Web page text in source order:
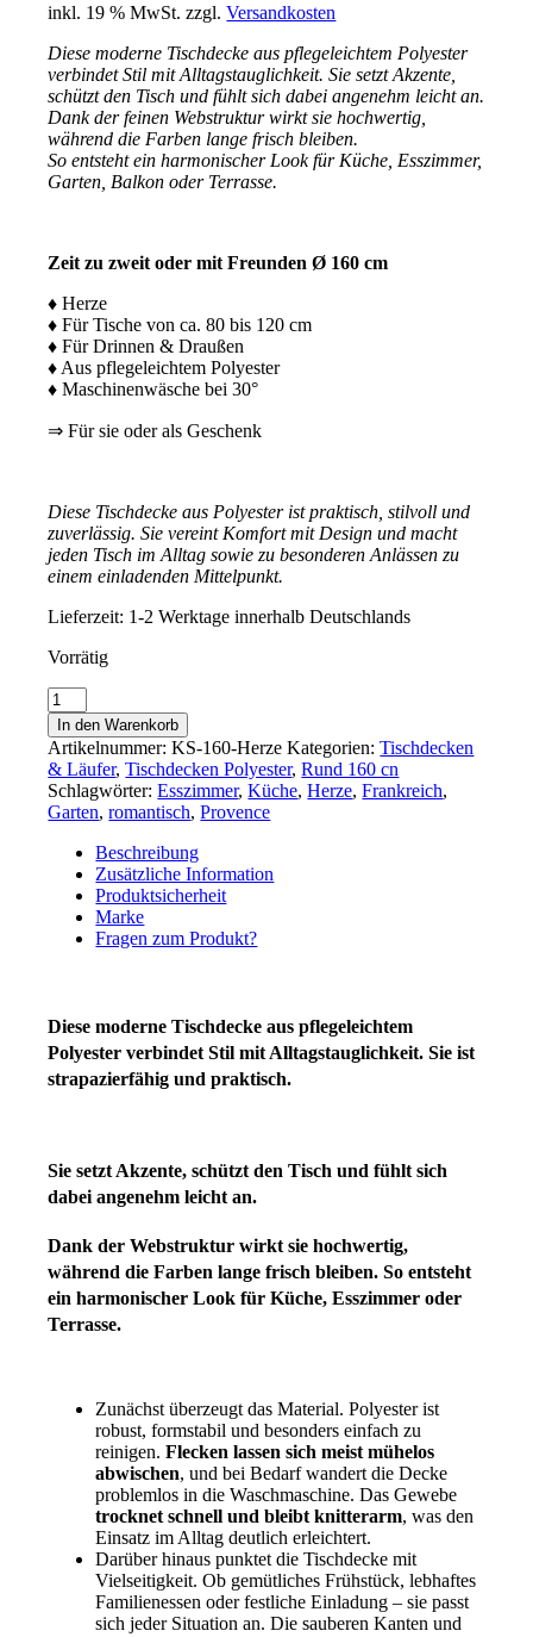
inkl. 19 % MwSt. zzgl.Versandkosten
Diese moderne Tischdecke aus pflegeleichtem Polyester
verbindet Stil mit Alltagstauglichkeit. Sie setzt Akzente,
schützt den Tisch und fühlt sich dabei angenehm leicht an.
Dank der feinen Webstruktur wirkt sie hochwertig,
während die Farben lange frisch bleiben.
So entsteht ein harmonischer Look für Küche, Esszimmer,
Garten, Balkon oder Terrasse.
Zeit zu zweit oder mit Freunden Ø 160 cm
♦ Herze
♦ Für Tische von ca. 80 bis 120 cm
♦ Für Drinnen & Draußen
♦ Aus pflegeleichtem Polyester
♦ Maschinenwäsche bei 30°
⇒ Für sie oder als Geschenk
Diese Tischdecke aus Polyester ist praktisch, stilvoll und
zuverlässig. Sie vereint Komfort mit Design und macht
jeden Tisch im Alltag sowie zu besonderen Anlässen zu
einem einladenden Mittelpunkt.
Lieferzeit: 1-2 Werktage innerhalb Deutschlands
Vorrätig
Pflegeleichte
runde
Tischdecke
HERZE
160
cm
für
Haus
Garten
Menge
In den Warenkorb
Artikelnummer:KS-160-Herze Kategorien:Tischdecken
& Läufer,Tischdecken Polyester,Rund 160 cn
Schlagwörter:Esszimmer,Küche,Herze,Frankreich,
Garten,romantisch,Provence
Beschreibung
Zusätzliche Information
Produktsicherheit
Marke
Fragen zum Produkt?
Diese moderne Tischdecke aus pflegeleichtem
Polyester verbindet Stil mit Alltagstauglichkeit. Sie ist
strapazierfähig und praktisch.
Sie setzt Akzente, schützt den Tisch und fühlt sich
dabei angenehm leicht an.
Dank der Webstruktur wirkt sie hochwertig,
während die Farben lange frisch bleiben. So entsteht
ein harmonischer Look für Küche, Esszimmer oder
Terrasse.
Zunächst überzeugt das Material. Polyester ist
robust, formstabil und besonders einfach zu
reinigen.Flecken lassen sich meist mühelos
abwischen, und bei Bedarf wandert die Decke
problemlos in die Waschmaschine. Das Gewebe
trocknet schnell und bleibt knitterarm, was den
Einsatz im Alltag deutlich erleichtert.
Darüber hinaus punktet die Tischdecke mit
Vielseitigkeit. Ob gemütliches Frühstück, lebhaftes
Familienessen oder festliche Einladung – sie passt
sich jeder Situation an. Die sauberen Kanten und